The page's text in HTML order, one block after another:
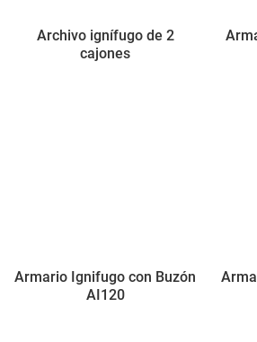
Archivo ignífugo de 2
cajones
Armario Ignifugo con Buzón
AI120